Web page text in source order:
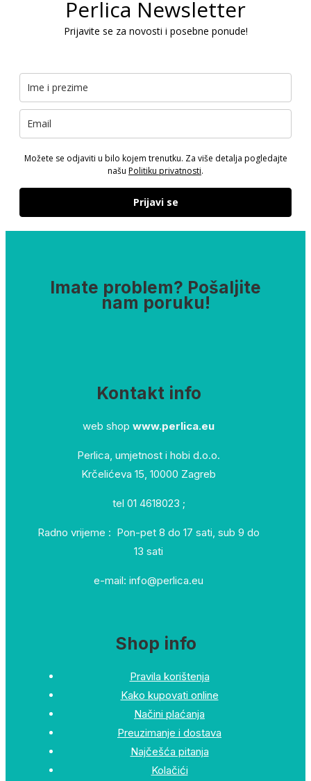
Perlica Newsletter
Prijavite se za novosti i posebne ponude!
Možete se odjaviti u bilo kojem trenutku. Za više detalja pogledajte
našu Politiku privatnosti.
Prijavi se
Imate problem? Pošaljite
nam poruku!
Kontakt info
web shop www.perlica.eu
Perlica, umjetnost i hobi d.o.o.
Krčelićeva 15, 10000 Zagreb
tel 01 4618023 ;
Radno vrijeme : Pon-pet 8 do 17 sati, sub 9 do
13 sati
e-mail: info@perlica.eu
Shop info
Pravila korištenja
Kako kupovati online
Načini plaćanja
Preuzimanje i dostava
Najčešća pitanja
Kolačići